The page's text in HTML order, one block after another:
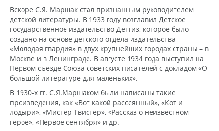
Вскоре С.Я. Маршак стал признанным руководителем
детской литературы. В 1933 году возглавил Детское
государственное издательство Детгиз, которое было
создано на основе детского отдела издательства
«Молодая гвардия» в двух крупнейших городах страны – в
Москве и в Ленинграде. В августе 1934 года выступил на
Первом съезде Союза советских писателей с докладом «О
большой литературе для маленьких».
В 1930-х гг. С.Я.Маршаком были написаны такие
произведения, как «Вот какой рассеянный», «Кот и
лодыри», «Мистер Твистер», «Рассказ о неизвестном
герое», «Первое сентября» и др.